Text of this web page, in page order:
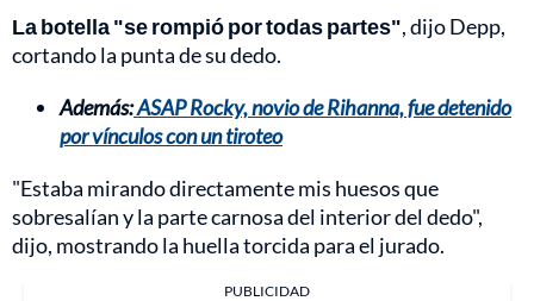
La botella "se rompió por todas partes", dijo Depp,
cortando la punta de su dedo.
Además:ASAP Rocky, novio de Rihanna, fue detenido
por vínculos con un tiroteo
"Estaba mirando directamente mis huesos que
sobresalían y la parte carnosa del interior del dedo",
dijo, mostrando la huella torcida para el jurado.
PUBLICIDAD